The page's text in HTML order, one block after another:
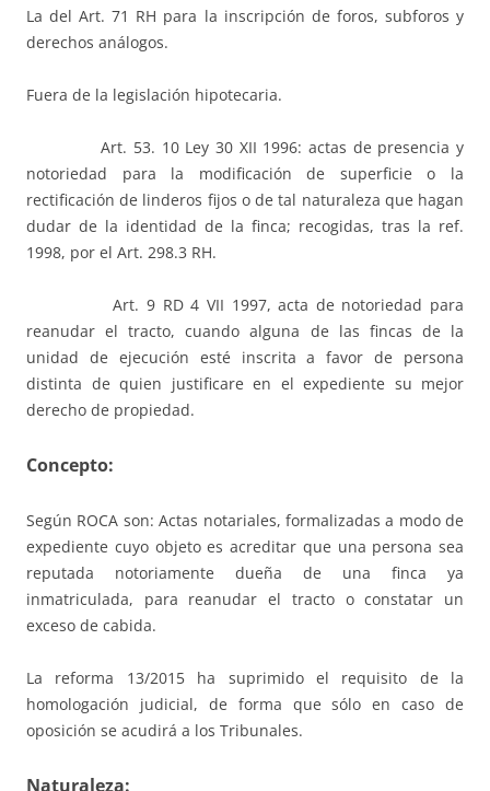
La del Art. 71 RH para la inscripción de foros, subforos y
derechos análogos.
Fuera de la legislación hipotecaria.
Art. 53. 10 Ley 30 XII 1996: actas de presencia y
notoriedad para la modificación de superficie o la
rectificación de linderos fijos o de tal naturaleza que hagan
dudar de la identidad de la finca; recogidas, tras la ref.
1998, por el Art. 298.3 RH.
Art. 9 RD 4 VII 1997, acta de notoriedad para
reanudar el tracto, cuando alguna de las fincas de la
unidad de ejecución esté inscrita a favor de persona
distinta de quien justificare en el expediente su mejor
derecho de propiedad.
Concepto:
Según ROCA son: Actas notariales, formalizadas a modo de
expediente cuyo objeto es acreditar que una persona sea
reputada notoriamente dueña de una finca ya
inmatriculada, para reanudar el tracto o constatar un
exceso de cabida.
La reforma 13/2015 ha suprimido el requisito de la
homologación judicial, de forma que sólo en caso de
oposición se acudirá a los Tribunales.
Naturaleza: